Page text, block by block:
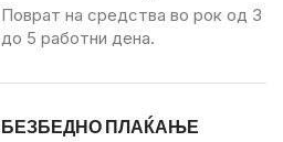
Поврат на средства во рок од 3
до 5 работни дена.
БЕЗБЕДНО ПЛАЌАЊЕ